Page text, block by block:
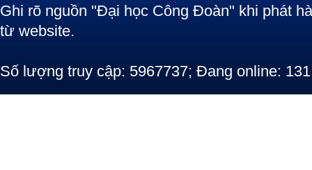
Ghi rõ nguồn "Đại học Công Đoàn" khi phát
từ website.
Số lượng truy cập: 5967737; Đang online: 131